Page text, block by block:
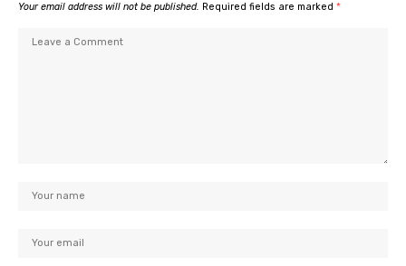
Your email address will not be published. Required fields are marked *